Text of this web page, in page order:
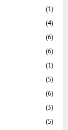
(1)
(4)
(6)
(6)
(1)
(5)
(6)
(3)
(5)